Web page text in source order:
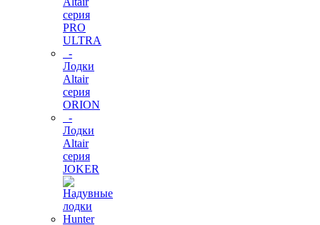
серия
PRO
ULTRA
-
Лодки
Altair
серия
ORION
-
Лодки
Altair
серия
JOKER